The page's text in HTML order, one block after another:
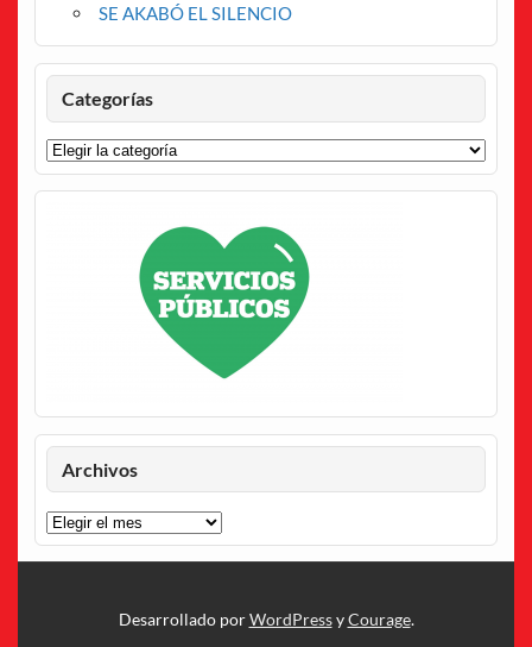
SE AKABÓ EL SILENCIO
Categorías
Categorías
Archivos
Archivos
Desarrollado porWordPressyCourage.